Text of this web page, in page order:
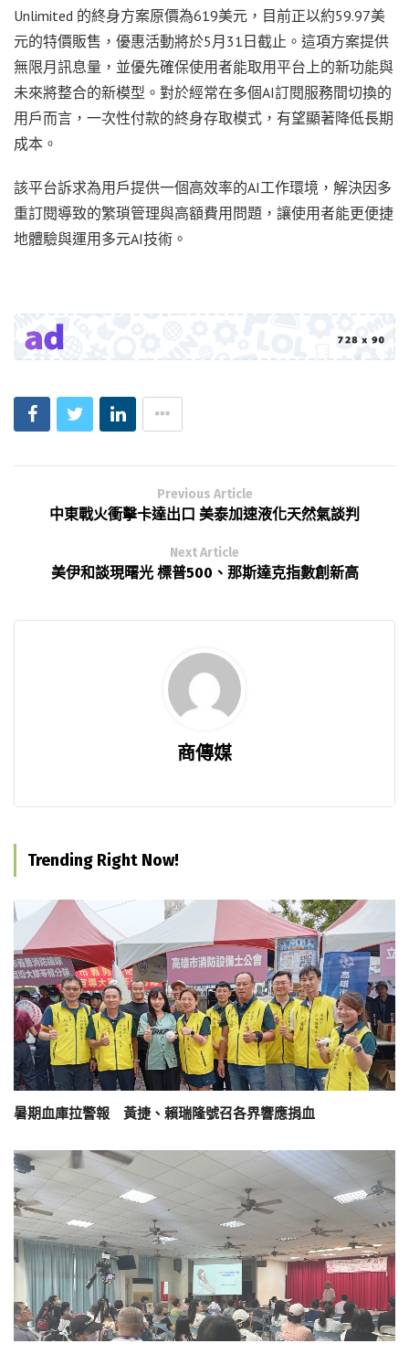
Unlimited 的終身方案原價為619美元，目前正以約59.97美
元的特價販售，優惠活動將於5月31日截止。這項方案提供
無限月訊息量，並優先確保使用者能取用平台上的新功能與
未來將整合的新模型。對於經常在多個AI訂閱服務間切換的
用戶而言，一次性付款的終身存取模式，有望顯著降低長期
成本。
該平台訴求為用戶提供一個高效率的AI工作環境，解決因多
重訂閱導致的繁瑣管理與高額費用問題，讓使用者能更便捷
地體驗與運用多元AI技術。
Previous Article
中東戰火衝擊卡達出口 美泰加速液化天然氣談判
Next Article
美伊和談現曙光 標普500、那斯達克指數創新高
商傳媒
Trending Right Now!
暑期血庫拉警報 黃捷、賴瑞隆號召各界響應捐血